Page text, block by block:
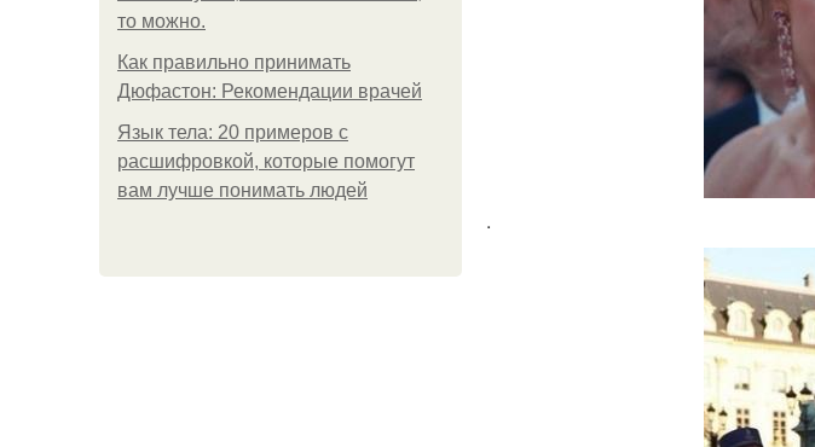
то можно.
Как правильно принимать
Дюфастон: Рекомендации врачей
Язык тела: 20 примеров с
расшифровкой, которые помогут
вам лучше понимать людей
.